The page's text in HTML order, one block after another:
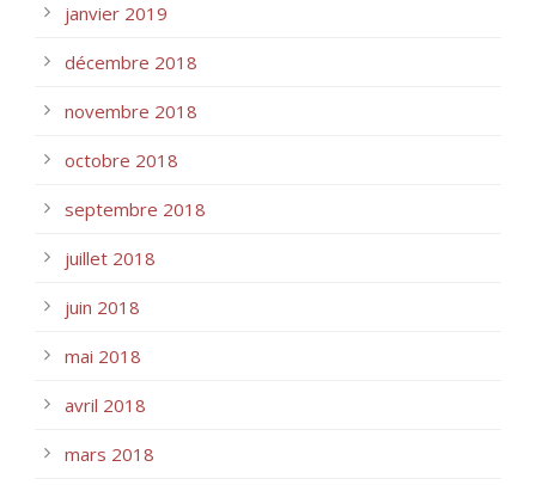
janvier 2019
décembre 2018
novembre 2018
octobre 2018
septembre 2018
juillet 2018
juin 2018
mai 2018
avril 2018
mars 2018